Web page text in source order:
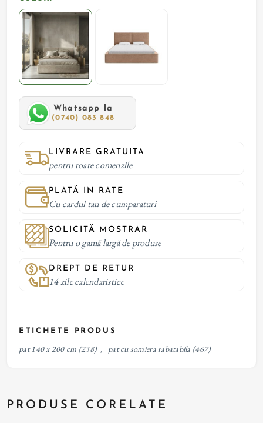
Whatsapp la
(0740) 083 848
LIVRARE GRATUITA
pentru toate comenzile
PLATĂ IN RATE
Cu cardul tau de cumparaturi
SOLICITĂ MOSTRAR
Pentru o gamă largă de produse
DREPT DE RETUR
14 zile calendaristice
ETICHETE PRODUS
pat 140 x 200 cm (238) , pat cu somiera rabatabila (467)
PRODUSE CORELATE